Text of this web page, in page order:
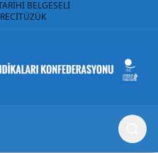
BELGESELİ
TÜZÜK